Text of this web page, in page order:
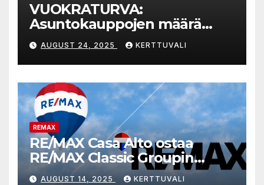
VUOKRATURVA:
Asuntokauppojen määrä
kasvaa, koska ylitarjontaan
kypsyneet myyjät joustavat
kauppahinnoissa
AUGUST 24, 2025 KERTTUVALI
REMAX
RE/MAX Casa Alto ostaa
RE/MAX Classic Groupin
liiketoiminnan
AUGUST 14, 2025 KERTTUVALI